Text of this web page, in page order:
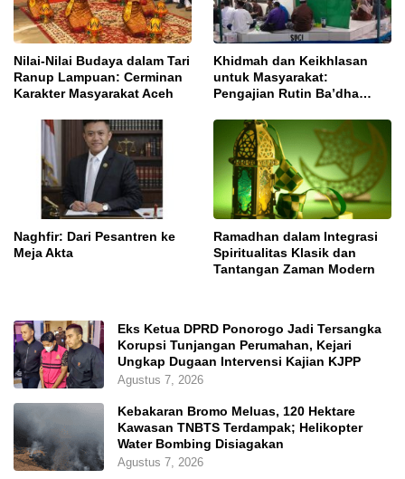
Nilai-Nilai Budaya dalam Tari
Ranup Lampuan: Cerminan
Karakter Masyarakat Aceh
Khidmah dan Keikhlasan
untuk Masyarakat:
Pengajian Rutin Ba’dha
Naghfir: Dari Pesantren ke
Meja Akta
Ramadhan dalam Integrasi
Spiritualitas Klasik dan
Tantangan Zaman Modern
Eks Ketua DPRD Ponorogo Jadi Tersangka
Korupsi Tunjangan Perumahan, Kejari
Ungkap Dugaan Intervensi Kajian KJPP
Agustus 7, 2026
Kebakaran Bromo Meluas, 120 Hektare
Kawasan TNBTS Terdampak; Helikopter
Water Bombing Disiagakan
Agustus 7, 2026